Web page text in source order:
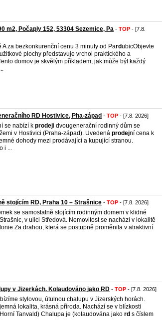
m2, Počaply 152, 53304 Sezemice, Pa - TOP - [7.8.
A za bezkonkurenční cenu 3 minuty od PardubicObjevte
plochy představuje vrchol praktického a
domov je skvělým příkladem, jak může být každý
RD Hostivice, Pha-západ - TOP - [7.8. 2026]
se nabízí k prodeji dvougenerační rodinný dům se
v Hostivici (Praha-západ). Uvedená prodejní cena k
dohody mezi prodávající a kupující stranou.
i ...
stojícím RD, Praha 10 – Strašnice - TOP - [7.8. 2026]
se samostatně stojícím rodinným domem v klidné
v ulici Středová. Nemovitost se nachází v lokalitě
Za drahou, která se postupně proměnila v atraktivní
v Jizerkách. Kolaudováno jako RD - TOP - [7.8. 2026]
stylovou, útulnou chalupu v Jizerských horách.
lokalita, krásná příroda. Nachází se v blízkosti
Tanvald) Chalupa je (kolaudována jako rd s číslem